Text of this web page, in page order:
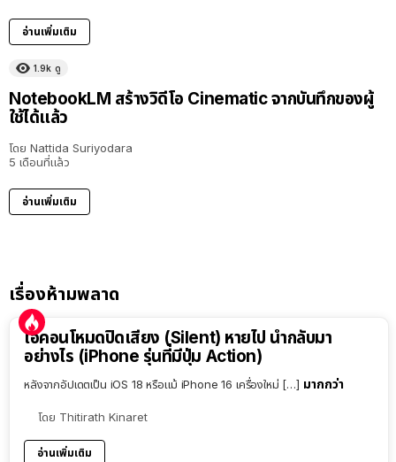
อ่านเพิ่มเติม
1.9k ดู
NotebookLM สร้างวิดีโอ Cinematic จากบันทึกของผู้
ใช้ได้แล้ว
โดย Nattida Suriyodara
5 เดือนที่แล้ว
อ่านเพิ่มเติม
เรื่องห้ามพลาด
ไอคอนโหมดปิดเสียง (Silent) หายไป นำกลับมา
อย่างไร (iPhone รุ่นที่มีปุ่ม Action)
หลังจากอัปเดตเป็น iOS 18 หรือแม้ iPhone 16 เครื่องใหม่ […] มากกว่า
โดย Thitirath Kinaret
อ่านเพิ่มเติม